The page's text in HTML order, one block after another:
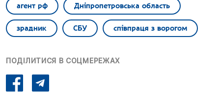
агент рф Дніпропетровська область
зрадник СБУ співпраця з ворогом
ПОДІЛИТИСЯ В СОЦМЕРЕЖАХ